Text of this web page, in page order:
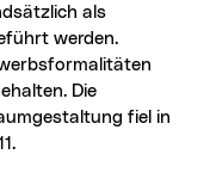
als
werden.
Die
fiel in